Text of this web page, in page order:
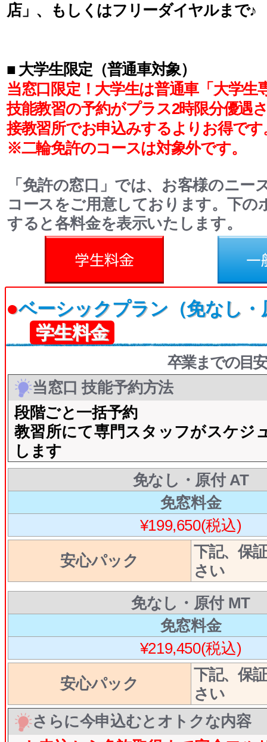
店」、もしくはフリーダイヤルまで♪
■ 大学生限定（普通車対象）
当窓口限定！大学生は普通車「大学生
技能教習の予約がプラス2時限分優遇
接教習所でお申込みするよりお得です
※二輪免許のコースは対象外です。
「免許の窓口」では、お客様のニー
コースをご用意しております。下の
すると各料金を表示いたします。
●ベーシックプラン（免なし・
学生料金
卒業までの目
当窓口 技能予約方法
段階ごと一括予約
教習所にて専門スタッフがスケジ
します
免なし・原付 AT
免窓料金
¥199,650(税込)
安心パック
下記、保
さい
免なし・原付 MT
免窓料金
¥219,450(税込)
安心パック
下記、保
さい
さらに今申込むとオトクな内容